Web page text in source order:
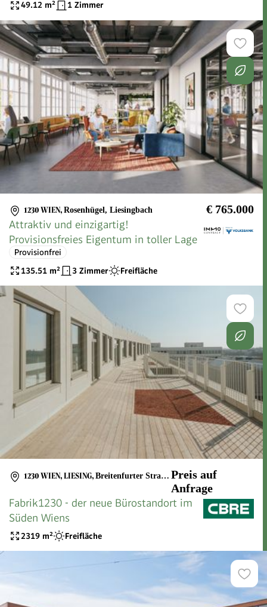
49.12 m² 1 Zimmer
1230 WIEN, Rosenhügel, Liesingbach € 765.000
Attraktiv und einzigartig!
Provisionsfreies Eigentum in toller Lage
Provisionfrei
135.51 m² 3 Zimmer Freifläche
1230 WIEN, LIESING, Breitenfurter Straße 176
Preis auf
Anfrage
Fabrik1230 - der neue Bürostandort im
Süden Wiens
2319 m² Freifläche